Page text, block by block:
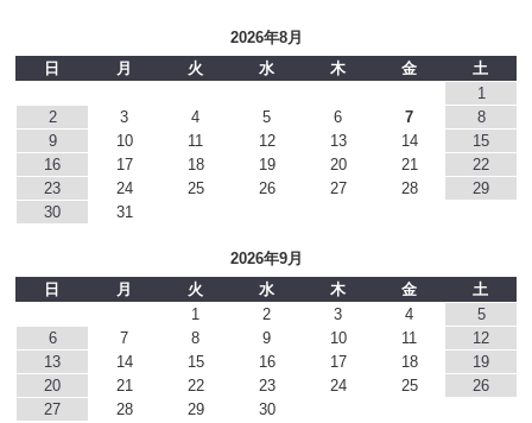
2026年8月
日
月 火 水 木 金
土
1
2
3 4 5 6 7
8
9
10 11 12 13 14
15
16
17 18 19 20 21
22
23
24 25 26 27 28
29
30
31
2026年9月
日
月 火 水 木 金
土
1
2 3 4
5
6
7 8 9 10 11
12
13
14 15 16 17 18
19
20
21 22 23 24 25
26
27
28 29 30